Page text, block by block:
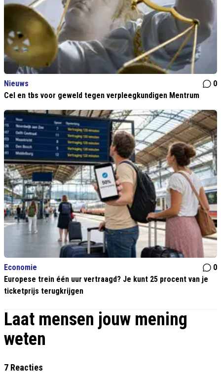
Nieuws
0
Cel en tbs voor geweld tegen verpleegkundigen Mentrum
Economie
0
Europese trein één uur vertraagd? Je kunt 25 procent van je
ticketprijs terugkrijgen
Laat mensen jouw mening
weten
7 Reacties